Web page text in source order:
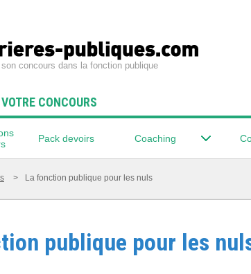
son concours dans la fonction publique
CONCOURS
Pack devoirs Coaching
> La fonction publique pour les nuls
publique pour les